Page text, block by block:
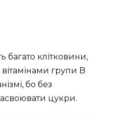
багато клітковини,
вітамінами групи B
бо без
цукри.